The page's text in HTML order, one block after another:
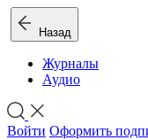
Назад
Журналы
Аудио
Войти Оформить